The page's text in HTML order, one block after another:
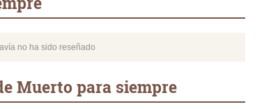
no ha sido reseñado
Muerto para siempre